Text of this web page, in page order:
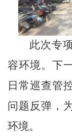
此次专
容环境。下
日常巡查管
问题反弹 ，
环境。